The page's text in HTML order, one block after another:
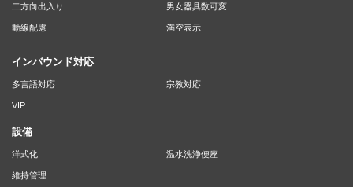
二方向出入り 男女器具数可変
動線配慮 満空表示
インバウンド対応
多言語対応 宗教対応
VIP
設備
洋式化 温水洗浄便座
維持管理